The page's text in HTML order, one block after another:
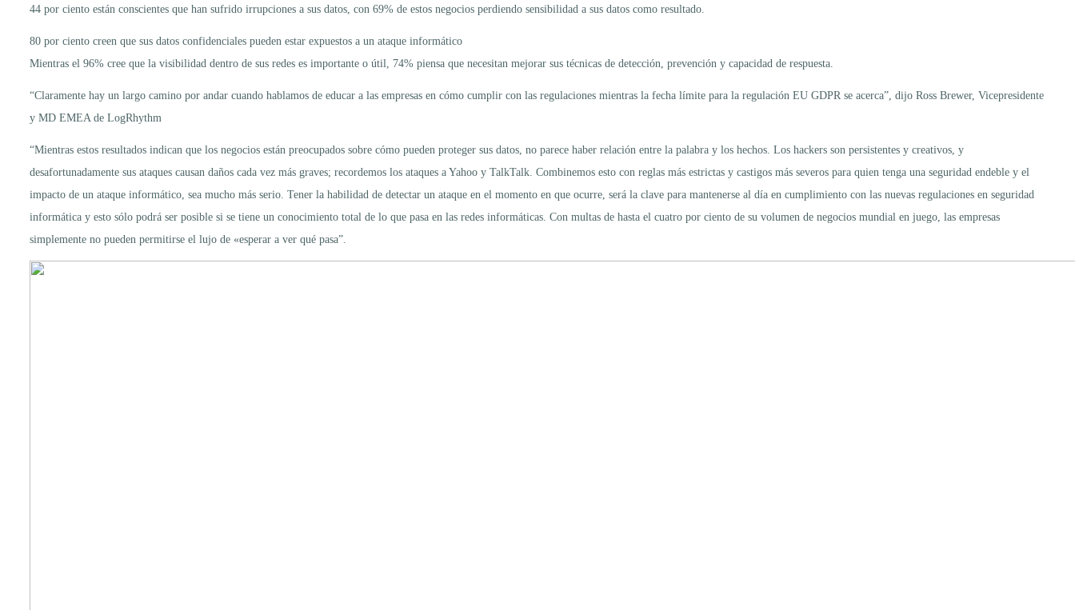
44 por ciento están conscientes que han sufrido irrupciones a sus datos, con 69% de estos negocios perdiendo sensibilidad a sus datos como resultado.
80 por ciento creen que sus datos confidenciales pueden estar expuestos a un ataque informático
Mientras el 96% cree que la visibilidad dentro de sus redes es importante o útil, 74% piensa que necesitan mejorar sus técnicas de detección, prevención y capacidad de respuesta.
“Claramente hay un largo camino por andar cuando hablamos de educar a las empresas en cómo cumplir con las regulaciones mientras la fecha límite para la regulación EU GDPR se acerca”, dijo Ross Brewer, Vicepresidente
y MD EMEA de LogRhythm
“Mientras estos resultados indican que los negocios están preocupados sobre cómo pueden proteger sus datos, no parece haber relación entre la palabra y los hechos. Los hackers son persistentes y creativos, y
desafortunadamente sus ataques causan daños cada vez más graves; recordemos los ataques a Yahoo y TalkTalk. Combinemos esto con reglas más estrictas y castigos más severos para quien tenga una seguridad endeble y el
impacto de un ataque informático, sea mucho más serio. Tener la habilidad de detectar un ataque en el momento en que ocurre, será la clave para mantenerse al día en cumplimiento con las nuevas regulaciones en seguridad
informática y esto sólo podrá ser posible si se tiene un conocimiento total de lo que pasa en las redes informáticas. Con multas de hasta el cuatro por ciento de su volumen de negocios mundial en juego, las empresas
simplemente no pueden permitirse el lujo de «esperar a ver qué pasa”.